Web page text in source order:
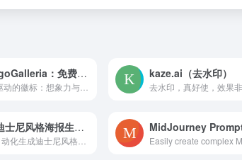
LogoGalleria：免费在线精准 AI Logo制作器
AI 驱动的徽标：想象力与精准度的结合
kaze.ai（去水印）
AI迪士尼风格海报生成器